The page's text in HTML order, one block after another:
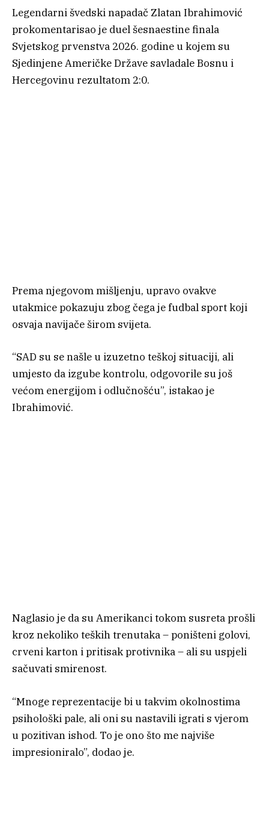
Legendarni švedski napadač Zlatan Ibrahimović
prokomentarisao je duel šesnaestine finala
Svjetskog prvenstva 2026. godine u kojem su
Sjedinjene Američke Države savladale Bosnu i
Hercegovinu rezultatom 2:0.
Prema njegovom mišljenju, upravo ovakve
utakmice pokazuju zbog čega je fudbal sport koji
osvaja navijače širom svijeta.
“SAD su se našle u izuzetno teškoj situaciji, ali
umjesto da izgube kontrolu, odgovorile su još
većom energijom i odlučnošću”, istakao je
Ibrahimović.
Naglasio je da su Amerikanci tokom susreta prošli
kroz nekoliko teških trenutaka – poništeni golovi,
crveni karton i pritisak protivnika – ali su uspjeli
sačuvati smirenost.
“Mnoge reprezentacije bi u takvim okolnostima
psihološki pale, ali oni su nastavili igrati s vjerom
u pozitivan ishod. To je ono što me najviše
impresioniralo”, dodao je.